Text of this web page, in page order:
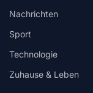
Nachrichten
Sport
Technologie
Zuhause & Leben